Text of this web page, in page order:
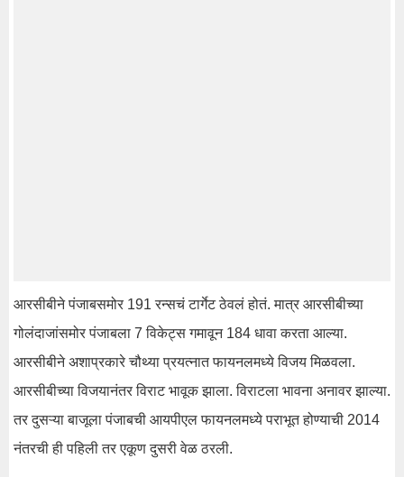
आरसीबीने पंजाबसमोर 191 रन्सचं टार्गेट ठेवलं होतं. मात्र आरसीबीच्या
गोलंदाजांसमोर पंजाबला 7 विकेट्स गमावून 184 धावा करता आल्या.
आरसीबीने अशाप्रकारे चौथ्या प्रयत्नात फायनलमध्ये विजय मिळवला.
आरसीबीच्या विजयानंतर विराट भावूक झाला. विराटला भावना अनावर झाल्या.
तर दुसऱ्या बाजूला पंजाबची आयपीएल फायनलमध्ये पराभूत होण्याची 2014
नंतरची ही पहिली तर एकूण दुसरी वेळ ठरली.